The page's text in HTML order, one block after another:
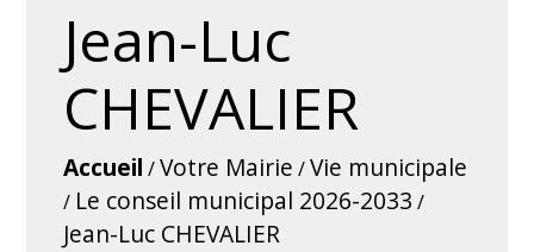
Jean-Luc
CHEVALIER
Accueil /Votre Mairie /Vie municipale
/ Le conseil municipal 2026-2033 /
Jean-Luc CHEVALIER